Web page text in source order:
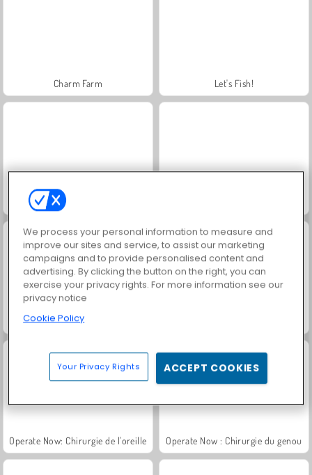
Charm Farm Let's Fish!
Juice Merge
Solitaire Social
Operate Now: Chirurgie de l'oreille Operate Now : Chirurgie du genou
We process your personal information to measure and
improve our sites and service, to assist our marketing
campaigns and to provide personalised content and
advertising. By clicking the button on the right, you can
exercise your privacy rights. For more information see our
privacy notice
Cookie Policy
Your Privacy Rights ACCEPT COOKIES